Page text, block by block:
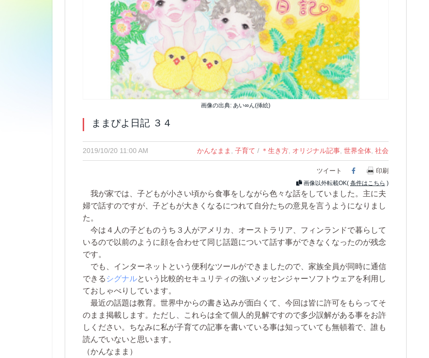
画像の出典: あい∞ん(挿絵)
ままぴよ日記 ３４
2019/10/20 11:00 AM かんなまま 子育て / ＊生き方, オリジナル記事, 世界全体, 社会
ツイート Facebook
印刷
画像以外転載OK( 条件はこちら )
我が家では、子どもが小さい頃から食事をしながら色々な話をしていました。主に夫
婦で話すのですが、子どもが大きくなるにつれて自分たちの意見を言うようになりまし
た。
今は４人の子どものうち３人がアメリカ、オーストラリア、フィンランドで暮らして
いるので以前のように顔を合わせて同じ話題について話す事ができなくなったのが残念
です。
でも、インターネットという便利なツールができましたので、家族全員が同時に通信
できる シグナルという比較的セキュリティの強いメッセンジャーソフトウェアを利用し
ておしゃべりしています。
最近の話題は教育。世界中からの書き込みが面白くて、今回は皆に許可をもらってそ
のまま掲載します。ただし、これらは全て個人的見解ですので多少誤解がある事をお許
しください。ちなみに私が子育ての記事を書いている事は知っていても無頓着で、誰も
読んでいないと思います。
（かんなまま）